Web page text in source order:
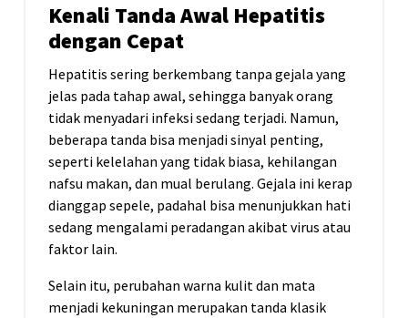
Kenali Tanda Awal Hepatitis
dengan Cepat
Hepatitis sering berkembang tanpa gejala yang
jelas pada tahap awal, sehingga banyak orang
tidak menyadari infeksi sedang terjadi. Namun,
beberapa tanda bisa menjadi sinyal penting,
seperti kelelahan yang tidak biasa, kehilangan
nafsu makan, dan mual berulang. Gejala ini kerap
dianggap sepele, padahal bisa menunjukkan hati
sedang mengalami peradangan akibat virus atau
faktor lain.
Selain itu, perubahan warna kulit dan mata
menjadi kekuningan merupakan tanda klasik